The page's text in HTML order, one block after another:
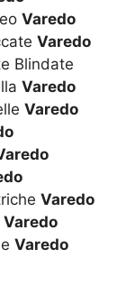
Varedo
Varedo
Blindate
Varedo
Varedo
Varedo
Varedo
Varedo